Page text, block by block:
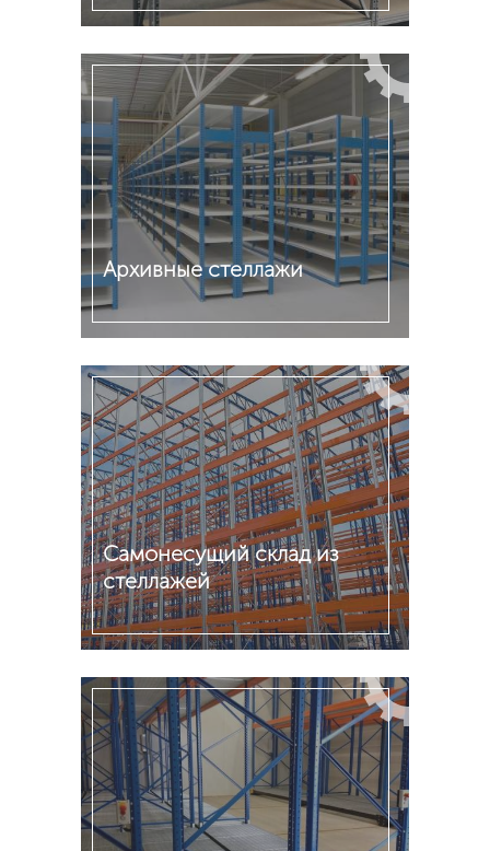
Подробнее
Архивные стеллажи
Подробнее
Самонесущий склад из
стеллажей
Подробнее